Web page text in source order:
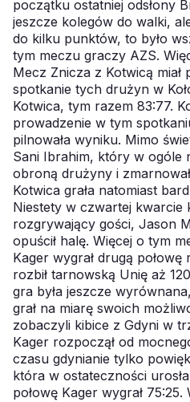
początku ostatniej odsłony
jeszcze kolegów do walki,
do kilku punktów, to było
tym meczu graczy AZS.
Mecz Znicza z Kotwicą
spotkanie tych drużyn w
Kotwica, tym razem 83:77.
prowadzenie w tym
pilnowała wyniku. Mimo
Sani Ibrahim, który w ogóle
obroną drużyny i
Kotwica grała natomiast
Niestety w czwartej kwarcie
rozgrywający gości, Jason
opuścił halę. Więcej o tym
Kager wygrał drugą
rozbił tarnowską Unię aż
gra była jeszcze
grał na miarę swoich
zobaczyli kibice z Gdyni w
Kager rozpoczął od
czasu gdynianie tylko
która w ostateczności
połowę Kager wygrał 75:25.